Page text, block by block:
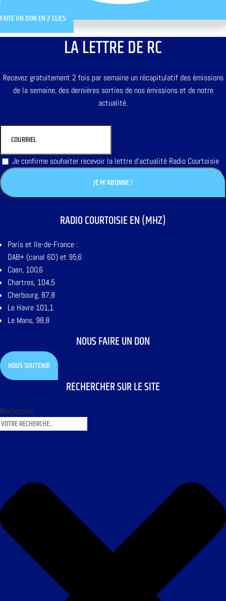
FAITE UN DON EN 2 CLICS
LA LETTRE DE RC
Recevez gratuitement 2 fois par semaine un récapitulatif des émissions
de la semaine, des dernières sorties de nos émissions et de notre
actualité.
Je confirme souhaiter recevoir la lettre d'actualité Radio Courtoisie
RADIO COURTOISIE EN (MHZ)
Paris et Ile-de-France :
DAB+ (canal 6D) et 95,6
Caen, 100,6
Chartres, 104,5
Cherbourg, 87,8
Le Havre 101,1
Le Mans, 98,8
NOUS FAIRE UN DON
NOUS SOUTENIR
RECHERCHER SUR LE SITE
Rechercher